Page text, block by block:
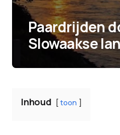
Paardrijden
Slowaakse
Inhoud toon